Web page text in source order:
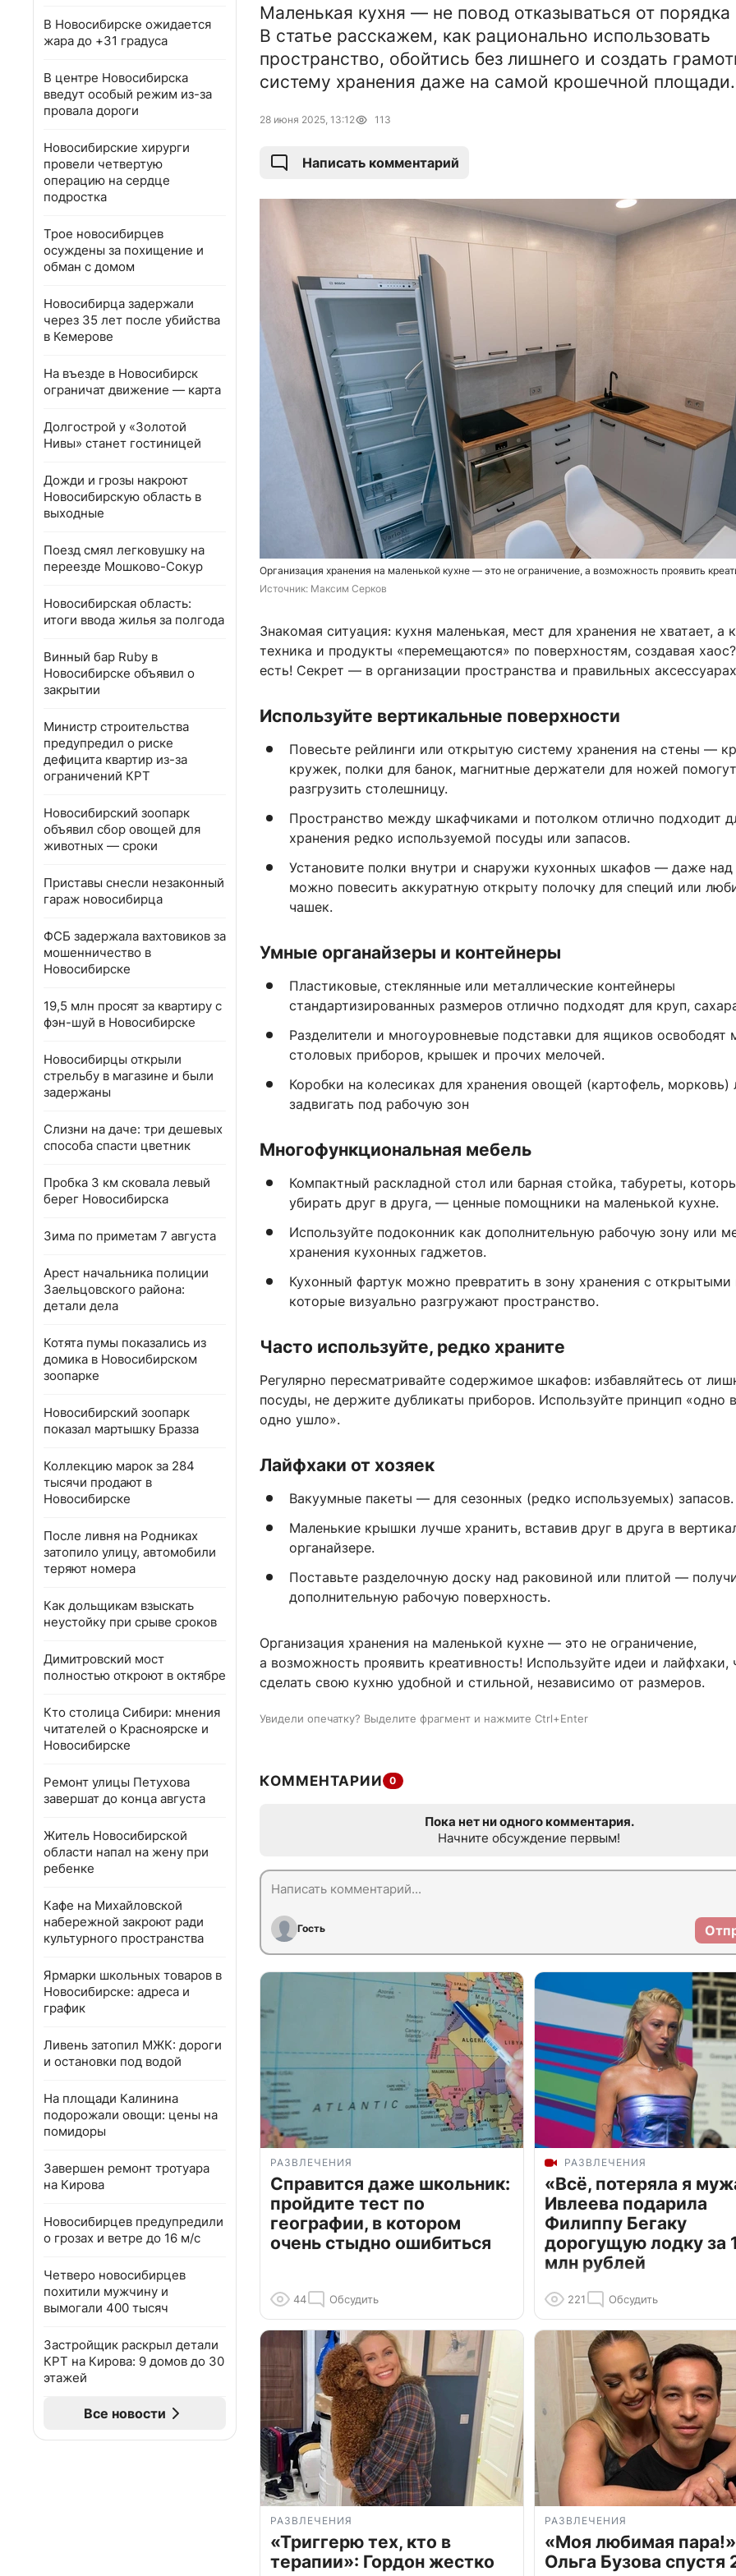
В Новосибирске ожидается
жара до +31 градуса
В центре Новосибирска
введут особый режим из-за
провала дороги
Новосибирские хирурги
провели четвертую
операцию на сердце
подростка
Трое новосибирцев
осуждены за похищение и
обман с домом
Новосибирца задержали
через 35 лет после убийства
в Кемерове
На въезде в Новосибирск
ограничат движение — карта
Долгострой у «Золотой
Нивы» станет гостиницей
Дожди и грозы накроют
Новосибирскую область в
выходные
Поезд смял легковушку на
переезде Мошково-Сокур
Новосибирская область:
итоги ввода жилья за полгода
Винный бар Ruby в
Новосибирске объявил о
закрытии
Министр строительства
предупредил о риске
дефицита квартир из-за
ограничений КРТ
Новосибирский зоопарк
объявил сбор овощей для
животных — сроки
Приставы снесли незаконный
гараж новосибирца
ФСБ задержала вахтовиков за
мошенничество в
Новосибирске
19,5 млн просят за квартиру с
фэн-шуй в Новосибирске
Новосибирцы открыли
стрельбу в магазине и были
задержаны
Слизни на даче: три дешевых
способа спасти цветник
Пробка 3 км сковала левый
берег Новосибирска
Зима по приметам 7 августа
Арест начальника полиции
Заельцовского района:
детали дела
Котята пумы показались из
домика в Новосибирском
зоопарке
Новосибирский зоопарк
показал мартышку Бразза
Коллекцию марок за 284
тысячи продают в
Новосибирске
После ливня на Родниках
затопило улицу, автомобили
теряют номера
Как дольщикам взыскать
неустойку при срыве сроков
Димитровский мост
полностью откроют в октябре
Кто столица Сибири: мнения
читателей о Красноярске и
Новосибирске
Ремонт улицы Петухова
завершат до конца августа
Житель Новосибирской
области напал на жену при
ребенке
Кафе на Михайловской
набережной закроют ради
культурного пространства
Ярмарки школьных товаров в
Новосибирске: адреса и
график
Ливень затопил МЖК: дороги
и остановки под водой
На площади Калинина
подорожали овощи: цены на
помидоры
Завершен ремонт тротуара
на Кирова
Новосибирцев предупредили
о грозах и ветре до 16 м/с
Четверо новосибирцев
похитили мужчину и
вымогали 400 тысяч
Застройщик раскрыл детали
КРТ на Кирова: 9 домов до 30
этажей
Все новости
Маленькая кухня — не повод отказываться от порядка
В статье расскажем, как рационально использовать
пространство, обойтись без лишнего и создать
систему хранения даже на самой крошечной площади.
28 июня 2025, 13:12 113
Написать комментарий
Организация хранения на маленькой кухне — это не ограничение, а возможность проявить
Источник: Максим Серков
Знакомая ситуация: кухня маленькая, мест для хранения не хватает, а
техника и продукты «перемещаются» по поверхностям, создавая
есть! Секрет — в организации пространства и правильных
Используйте вертикальные поверхности
Повесьте рейлинги или открытую систему хранения на стены —
кружек, полки для банок, магнитные держатели для ножей помогут
разгрузить столешницу.
Пространство между шкафчиками и потолком отлично подходит
хранения редко используемой посуды или запасов.
Установите полки внутри и снаружи кухонных шкафов — даже
можно повесить аккуратную открыту полочку для специй или
чашек.
Умные органайзеры и контейнеры
Пластиковые, стеклянные или металлические контейнеры
стандартизированных размеров отлично подходят для круп,
Разделители и многоуровневые подставки для ящиков освободят
столовых приборов, крышек и прочих мелочей.
Коробки на колесиках для хранения овощей (картофель, морковь)
задвигать под рабочую зон
Многофункциональная мебель
Компактный раскладной стол или барная стойка, табуреты,
убирать друг в друга, — ценные помощники на маленькой кухне.
Используйте подоконник как дополнительную рабочую зону или
хранения кухонных гаджетов.
Кухонный фартук можно превратить в зону хранения с открытыми
которые визуально разгружают пространство.
Часто используйте, редко храните
Регулярно пересматривайте содержимое шкафов: избавляйтесь от
посуды, не держите дубликаты приборов. Используйте принцип
одно ушло».
Лайфхаки от хозяек
Вакуумные пакеты — для сезонных (редко используемых) запасов.
Маленькие крышки лучше хранить, вставив друг в друга в
органайзере.
Поставьте разделочную доску над раковиной или плитой —
дополнительную рабочую поверхность.
Организация хранения на маленькой кухне — это не ограничение,
а возможность проявить креативность! Используйте идеи и лайфхаки,
сделать свою кухню удобной и стильной, независимо от размеров.
Увидели опечатку? Выделите фрагмент и нажмите Ctrl+Enter
КОММЕНТАРИИ 0
Пока нет ни одного комментария.
Начните обсуждение первым!
Гость
РАЗВЛЕЧЕНИЯ
Справится даже школьник:
пройдите тест по
географии, в котором
очень стыдно ошибиться
44 Обсудить
РАЗВЛЕЧЕНИЯ
«Всё, потеряла я
Ивлеева подарила
Филиппу Бегаку
дорогущую лодку за
млн рублей
221 Обсудить
РАЗВЛЕЧЕНИЯ
«Триггерю тех, кто в
терапии»: Гордон жестко
РАЗВЛЕЧЕНИЯ
«Моя любимая
Ольга Бузова спустя